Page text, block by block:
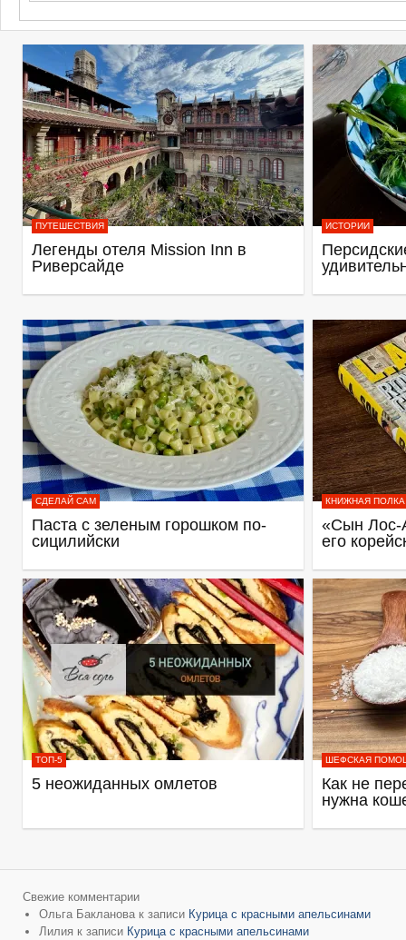
ПУТЕШЕСТВИЯ
Легенды отеля Mission Inn в
Риверсайде
ИСТОРИИ
СДЕЛАЙ САМ
Паста с зеленым горошком по-
сицилийски
КНИЖНАЯ ПОЛКА
«Сын Лос-
его
ТОП-5
5 неожиданных омлетов
ШЕФСКАЯ
Как не
нужна
Свежие комментарии
Ольга Бакланова к записи Курица с красными апельсинами
Лилия к записи Курица с красными апельсинами